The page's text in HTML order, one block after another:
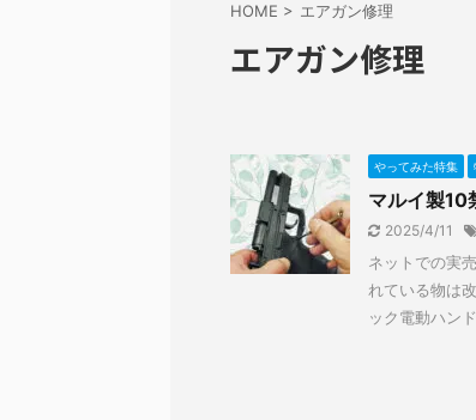
HOME > エアガン修理
エアガン修理
やってみた特集
マルイ製
2025/4/11
ネットでの実
れている物は
ック電動ハン